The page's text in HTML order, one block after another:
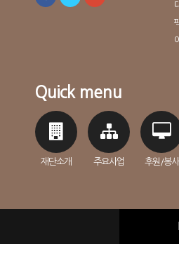
Quick menu
재단소개 주요사업 후원/봉사